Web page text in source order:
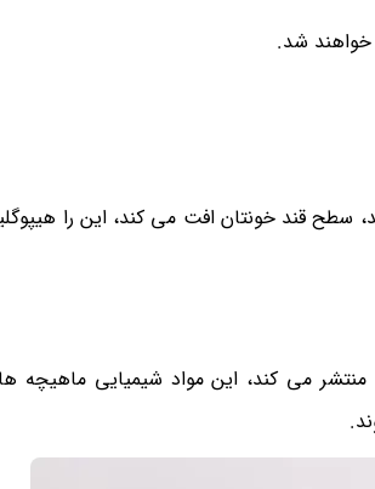
شد.
سطح قند خونتان افت می کند، این را
می کند، این مواد شیمیایی ماهیچه